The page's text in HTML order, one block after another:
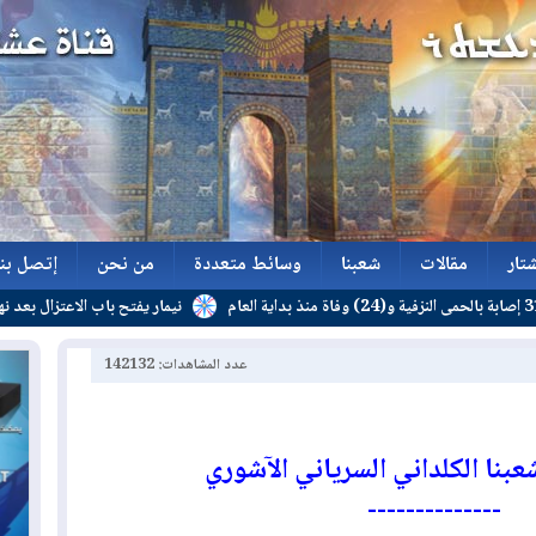
مقالات
مقالات
شعبنا
شعبنا
وسائط متعددة
وسائط متعددة
من نحن
من نحن
إتصل
إتصل
نيمار يفتح باب الاعتزال بعد نهاية عقده
عدد المشاهدات: 142132
الكلداني السرياني الآشوري
--------------